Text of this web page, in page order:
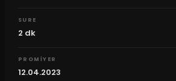
SURE
2 dk
PROMIYER
12.04.2023